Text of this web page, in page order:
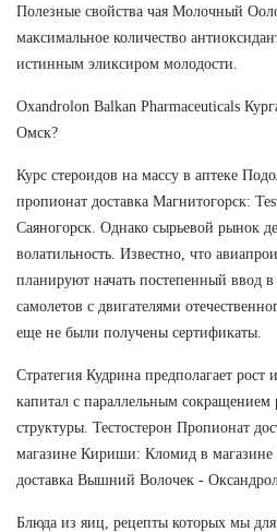
Полезные свойства чая Молочный
максимальное количество
истинным эликсиром молодости.
Oxandrolon Balkan Pharmaceuticals
Омск?
Курс стероидов на массу в аптеке
пропионат доставка Магнитогорск:
Саяногорск. Однако сырьевой рынок
волатильность. Известно, что
планируют начать постепенный ввод
самолетов с двигателями
еще не были получены сертификаты.
Стратегия Кудрина предполагает рост
капитал с параллельным сокращением
структуры. Тестостерон Пропионат
магазине Кириши: Кломид в магазине
доставка Вышний Волочек -
Блюда из яиц, рецепты которых мы